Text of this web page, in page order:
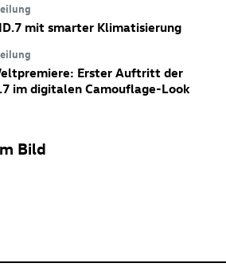
ID.7 mit smarter Klimatisierung
Erster Auftritt der
im digitalen Camouflage-Look
Bild